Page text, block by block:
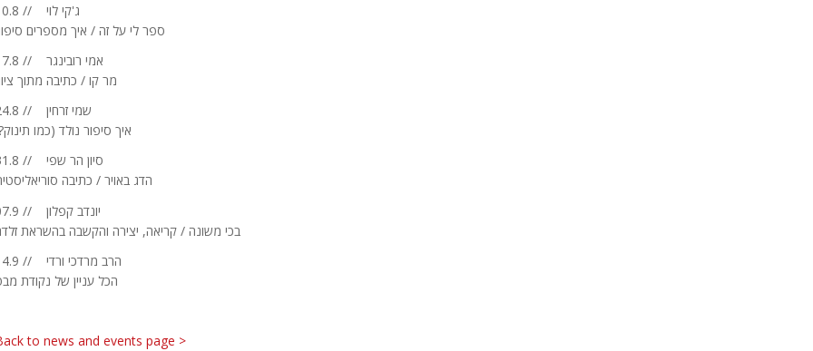
10.8 // ג'קי לוי
ספר לי על זה / איך מספרים
17.8 // אמי רובינגר
מר קו / כתיבה מתוך
איך סיפור נולד (כמו
31.8 // סיון הר שפי
הדג באויר / כתיבה
בכי משונה / קריאה, יצירה והקשבה בהשראת
14.9 // הרב מרדכי ורדי
הכל עניין של נקודת
to news and events page >